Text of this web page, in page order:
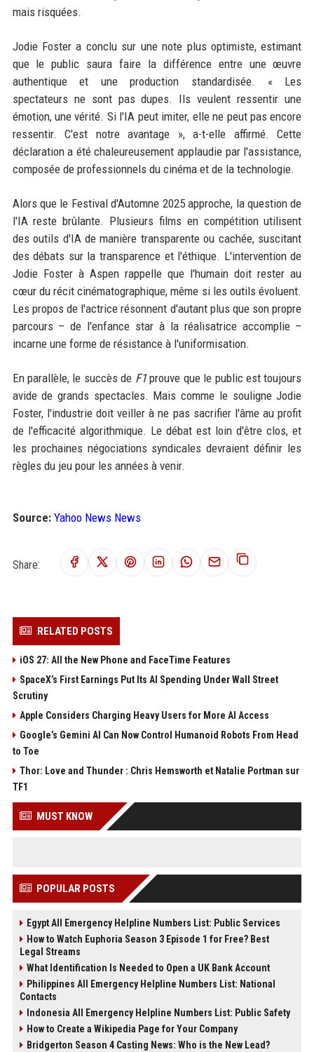
mais risquées.
Jodie Foster a conclu sur une note plus optimiste, estimant
que le public saura faire la différence entre une œuvre
authentique et une production standardisée. « Les
spectateurs ne sont pas dupes. Ils veulent ressentir une
émotion, une vérité. Si l'IA peut imiter, elle ne peut pas encore
ressentir. C'est notre avantage », a-t-elle affirmé. Cette
déclaration a été chaleureusement applaudie par l'assistance,
composée de professionnels du cinéma et de la technologie.
Alors que le Festival d'Automne 2025 approche, la question de
l'IA reste brûlante. Plusieurs films en compétition utilisent
des outils d'IA de manière transparente ou cachée, suscitant
des débats sur la transparence et l'éthique. L'intervention de
Jodie Foster à Aspen rappelle que l'humain doit rester au
cœur du récit cinématographique, même si les outils évoluent.
Les propos de l'actrice résonnent d'autant plus que son propre
parcours – de l'enfance star à la réalisatrice accomplie –
incarne une forme de résistance à l'uniformisation.
En parallèle, le succès de F1prouve que le public est toujours
avide de grands spectacles. Mais comme le souligne Jodie
Foster, l'industrie doit veiller à ne pas sacrifier l'âme au profit
de l'efficacité algorithmique. Le débat est loin d'être clos, et
les prochaines négociations syndicales devraient définir les
règles du jeu pour les années à venir.
Source: Yahoo News News
Share:
RELATED POSTS
iOS 27: All the New Phone and FaceTime Features
SpaceX’s First Earnings Put Its AI Spending Under Wall Street
Scrutiny
Apple Considers Charging Heavy Users for More AI Access
Google’s Gemini AI Can Now Control Humanoid Robots From Head
to Toe
Thor: Love and Thunder : Chris Hemsworth et Natalie Portman sur
TF1
MUST KNOW
POPULAR POSTS
Egypt All Emergency Helpline Numbers List: Public Services
How to Watch Euphoria Season 3 Episode 1 for Free? Best
Legal Streams
What Identification Is Needed to Open a UK Bank Account
Philippines All Emergency Helpline Numbers List: National
Contacts
Indonesia All Emergency Helpline Numbers List: Public Safety
How to Create a Wikipedia Page for Your Company
Bridgerton Season 4 Casting News: Who is the New Lead?